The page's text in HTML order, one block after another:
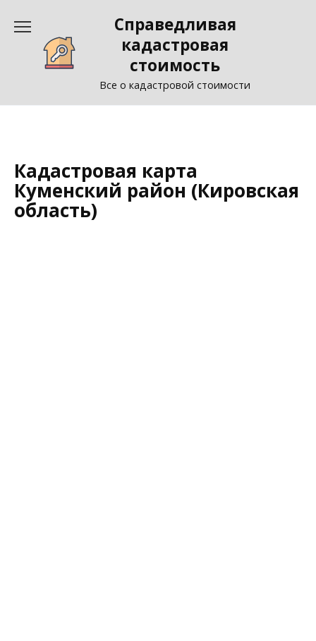
содержанию
Справедливая
кадастровая
стоимость
Все о кадастровой стоимости
Кадастровая карта
Куменский район (Кировская
область)